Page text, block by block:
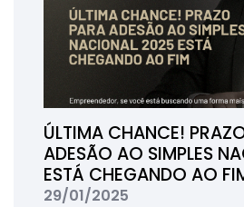
ÚLTIMA CHANCE!
ADESÃO AO SIMPLES
ESTÁ CHEGANDO AO
29/01/2025